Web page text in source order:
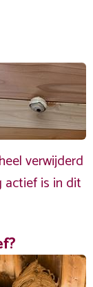
verwijderd
actief is in dit